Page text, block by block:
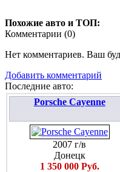
Похожие авто и ТОП:
Комментарии (0)
Нет комментариев. Ваш
Добавить комментарий
Последние авто:
Porsche Cayenne
2007 г/в
Донецк
1 350 000 Руб.